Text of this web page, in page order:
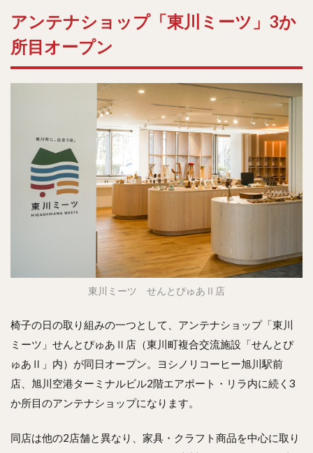
アンテナショップ「東川ミーツ」3か
所目オープン
東川ミーツ せんとぴゅあⅡ店
椅子の日の取り組みの一つとして、アンテナショップ「東川
ミーツ」せんとぴゅあⅡ店（東川町複合交流施設「せんとぴ
ゅあⅡ」内）が同日オープン。ヨシノリコーヒー旭川駅前
店、旭川空港ターミナルビル2階エアポート・リラ内に続く3
か所目のアンテナショップになります。
同店は他の2店舗と異なり、家具・クラフト商品を中心に取り